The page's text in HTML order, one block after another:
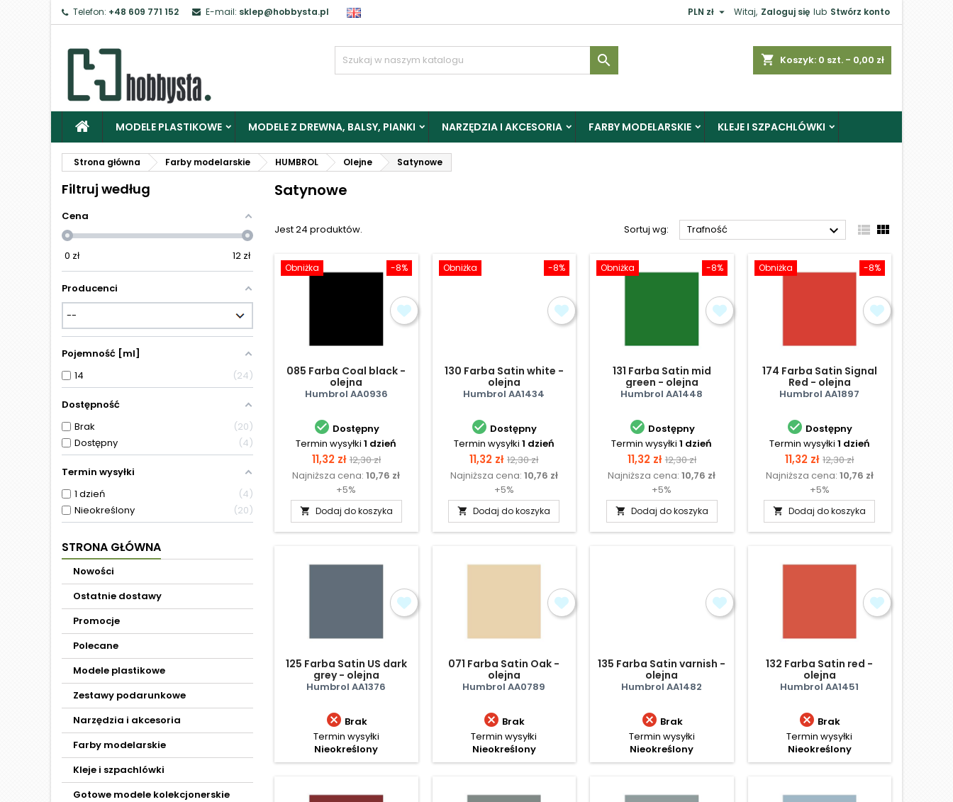
Telefon: +48 609 771 152 E-mail: sklep@hobbysta.pl Witaj, Zaloguj się lub Stwórz konto
PLN zł 
shopping_cart Koszyk: 0 szt. - 0,00 zł

MODELE PLASTIKOWE MODELE Z DREWNA, BALSY, PIANKI NARZĘDZIA I AKCESORIA FARBY MODELARSKIE KLEJE I SZPACHLÓWKI
Strona główna Farby modelarskie HUMBROL Olejne Satynowe
Filtruj według
Cena
0 zł 12 zł
Producenci
Pojemność [ml]
14
24
Dostępność
Brak
20
Dostępny
4
Termin wysyłki
1 dzień
4
Nieokreślony
20
STRONA GŁÓWNA
Nowości
Ostatnie dostawy
Promocje
Polecane
Modele plastikowe
Zestawy podarunkowe
Narzędzia i akcesoria
Farby modelarskie
Kleje i szpachlówki
Gotowe modele kolekcjonerskie
Satynowe
Jest 24 produktów. Sortuj wg: Trafność   
-8%
Obniżka
085 Farba Coal black -
olejna
Humbrol AA0936
 Dostępny
Termin wysyłki 1 dzień
Cena
11,32 zł Cena
podstawowa
12,30 zł
Najniższa cena:10,76 zł
+5%
 Dodaj do koszyka
-8%
Obniżka
130 Farba Satin white -
olejna
Humbrol AA1434
 Dostępny
Termin wysyłki 1 dzień
Cena
11,32 zł Cena
podstawowa
12,30 zł
Najniższa cena: 10,76 zł
+5%
 Dodaj do koszyka
-8%
Obniżka
131 Farba Satin mid
green - olejna
Humbrol AA1448
 Dostępny
Termin wysyłki 1 dzień
Cena
11,32 zł Cena
podstawowa
12,30 zł
Najniższa cena:10,76 zł
+5%
 Dodaj do koszyka
-8%
Obniżka
174 Farba Satin Signal
Red - olejna
Humbrol AA1897
 Dostępny
Termin wysyłki 1 dzień
Cena
11,32 zł Cena
podstawowa
12,30 zł
Najniższa cena: 10,76 zł
+5%
 Dodaj do koszyka
125 Farba Satin US dark
grey - olejna
Humbrol AA1376
 Brak
Termin wysyłki
Nieokreślony
071 Farba Satin Oak -
olejna
Humbrol AA0789
 Brak
Termin wysyłki
Nieokreślony
135 Farba Satin varnish -
olejna
Humbrol AA1482
 Brak
Termin wysyłki
Nieokreślony
132 Farba Satin red -
olejna
Humbrol AA1451
 Brak
Termin wysyłki
Nieokreślony
Zaloguj
Aby zapisać produkty do Schowka, musisz się zalogować.
Anuluj Zaloguj